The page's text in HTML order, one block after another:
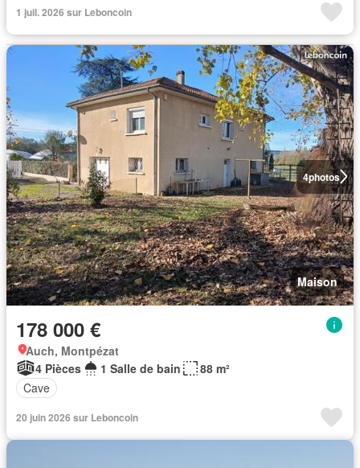
1 juil. 2026 sur Leboncoin
4photos
Maison
178 000 €
Auch, Montpézat
4 Pièces
1 Salle de bain
88 m²
Cave
20 juin 2026 sur Leboncoin